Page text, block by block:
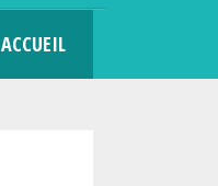
ACCUEIL